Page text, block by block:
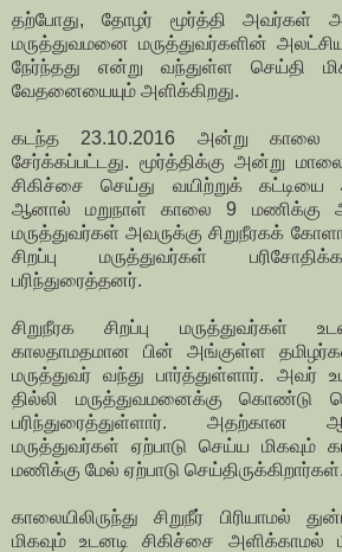
தற்போது, தோழர் மூர்த்தி அவர்கள்
மருத்துவமனை மருத்துவர்களின்
நேர்ந்தது என்று வந்துள்ள செய்தி
வேதனையையும் அளிக்கிறது.
கடந்த 23.10.2016 அன்று காலை
சேர்க்கப்பட்டது. மூர்த்திக்கு அன்று
சிகிச்சை செய்து வயிற்றுக் கட்டியை
ஆனால் மறுநாள் காலை 9 மணிக்கு
மருத்துவர்கள் அவருக்கு சிறுநீரகக்
சிறப்பு மருத்துவர்கள்
பரிந்துரைத்தனர்.
சிறுநீரக சிறப்பு மருத்துவர்கள்
காலதாமதமான பின் அங்குள்ள தமிழர்கள்
மருத்துவர் வந்து பார்த்துள்ளார். அவர்
தில்லி மருத்துவமனைக்கு கொண்டு
பரிந்துரைத்துள்ளார். அதற்கான
மருத்துவர்கள் ஏற்பாடு செய்ய மிகவும்
மணிக்கு மேல் ஏற்பாடு செய்திருக்கிறார்கள்.
காலையிலிருந்து சிறுநீர் பிரியாமல்
மிகவும் உடனடி சிகிச்சை அளிக்காமல்